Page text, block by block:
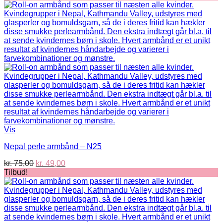
pris
var:
kr. 75,00.
pris
er:
kr. 49,00.
Vis
Nepal perle armbånd – N25
kr.75,00 Den
pris
var:
kr. 75,00.
kr. 49,00Den
pris
er:
kr. 49,00.
Tilbud!